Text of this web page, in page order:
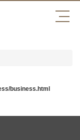
business.html